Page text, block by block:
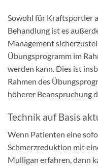
Sowohl für Kraftsportler
Behandlung ist es
Management
Übungsprogramm im
werden kann. Dies ist
Rahmen des
höherer Beanspruchung
Technik auf Basis
Wenn Patienten eine
Schmerzreduktion mit
Mulligan erfahren, dann